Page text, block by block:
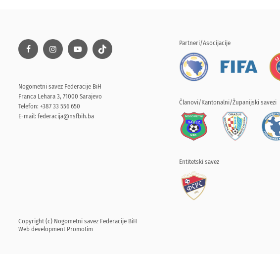
Nogometni savez Federacije BiH
Franca Lehara 3, 71000 Sarajevo
Telefon: +387 33 556 650
E-mail: federacija@nsfbih.ba
Partneri/Asocijacije
Članovi/Kantonalni/Županijski savezi
Entitetski savez
Copyright (c) Nogometni savez Federacije BiH
Web development Promotim